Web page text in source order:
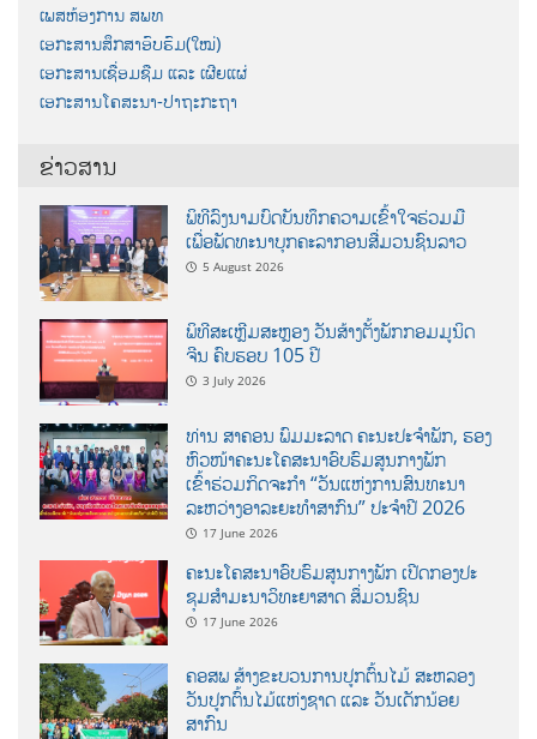
ເພສຫ້ອງການ ສພທ
ເອກະສານສຶກສາອົບຮົມ(ໃໝ່)
ເອກະສານເຊື່ອມຊືມ ແລະ ເຜີຍແຜ່
ເອກະສານໂຄສະນາ-ປາຖະກະຖາ
ຂ່າວສານ
ພິທີລົງນາມບົດບັນທຶກຄວາມເຂົ້າໃຈຮ່ວມມື
ເພື່ອພັດທະນາບຸກຄະລາກອນສື່ມວນຊົນລາວ
5 August 2026
ພິທີສະເຫຼີມສະຫຼອງ ວັນສ້າງຕັ້ງພັກກອມມູນິດ
ຈີນ ຄົບຮອບ 105 ປີ
3 July 2026
ທ່ານ ສາຄອນ ພົມມະລາດ ຄະນະປະຈໍາພັກ, ຮອງ
ຫົວໜ້າຄະນະໂຄສະນາອົບຮົມສູນກາງພັກ
ເຂົ້າຮ່ວມກິດຈະກຳ “ວັນແຫ່ງການສົນທະນາ
ລະຫວ່າງອາລະຍະທຳສາກົນ” ປະຈຳປີ 2026
17 June 2026
ຄະນະໂຄສະນາອົບຮົມສູນກາງພັກ ເປີດກອງປະ
ຊຸມສຳມະນາວິທະຍາສາດ ສຶ່ມວນຊົນ
17 June 2026
ຄອສພ ສ້າງຂະບວນການປູກຕົ້ນໄມ້ ສະຫລອງ
ວັນປູກຕົ້ນໄມ້ແຫ່ງຊາດ ແລະ ວັນເດັກນ້ອຍ
ສາກົນ